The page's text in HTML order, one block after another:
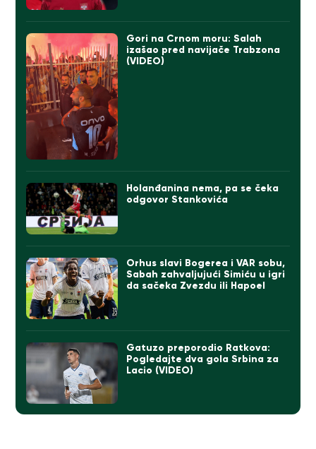
Gori na Crnom moru: Salah
izašao pred navijače Trabzona
(VIDEO)
Holanđanina nema, pa se čeka
odgovor Stankovića
Orhus slavi Bogerea i VAR sobu,
Sabah zahvaljujući Simiću u igri
da sačeka Zvezdu ili Hapoel
Gatuzo preporodio Ratkova:
Pogledajte dva gola Srbina za
Lacio (VIDEO)